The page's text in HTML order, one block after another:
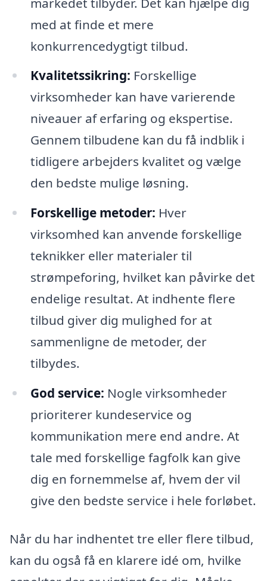
med at finde et mere
konkurrencedygtigt tilbud.
Kvalitetssikring: Forskellige
virksomheder kan have varierende
niveauer af erfaring og ekspertise.
Gennem tilbudene kan du få indblik i
tidligere arbejders kvalitet og vælge
den bedste mulige løsning.
Forskellige metoder: Hver
virksomhed kan anvende forskellige
teknikker eller materialer til
strømpeforing, hvilket kan påvirke det
endelige resultat. At indhente flere
tilbud giver dig mulighed for at
sammenligne de metoder, der
tilbydes.
God service: Nogle virksomheder
prioriterer kundeservice og
kommunikation mere end andre. At
tale med forskellige fagfolk kan give
dig en fornemmelse af, hvem der vil
give den bedste service i hele forløbet.
Når du har indhentet tre eller flere tilbud,
kan du også få en klarere idé om, hvilke